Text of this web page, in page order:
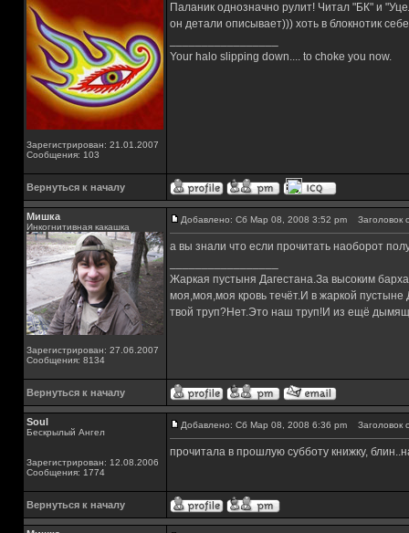
Зарегистрирован: 21.01.2007
Сообщения: 103
Паланик однозначно рулит! Читал "БК" и
он детали описывает))) хоть в блокнотик
Your halo slipping down.... to choke you now.
Вернуться к началу
Мишка
Инкогнитивная какашка
Зарегистрирован: 27.06.2007
Сообщения: 8134
Добавлено: Сб Мар 08, 2008 3:52 pm Заголовок
а вы знали что если прочитать наоборот
Жаркая пустыня Дагестана.За высоким
моя,моя,моя кровь течёт.И в жаркой
твой труп?Нет.Это наш труп!И из ещё
Вернуться к началу
Soul
Бескрылый Ангел
Зарегистрирован: 12.08.2006
Сообщения: 1774
Добавлено: Сб Мар 08, 2008 6:36 pm Заголовок
прочитала в прошлую субботу книжку,
Вернуться к началу